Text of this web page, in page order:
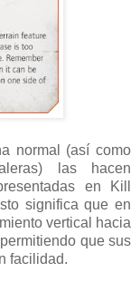
normal (así como
las hacen
en Kill
significa que en
vertical hacia
que sus
facilidad.